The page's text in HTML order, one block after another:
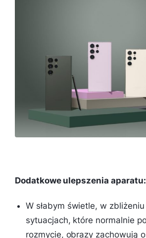
Dodatkowe ulepszenia aparatu:
W słabym świetle, w
sytuacjach, które normalnie
rozmycie, obrazy zachowują